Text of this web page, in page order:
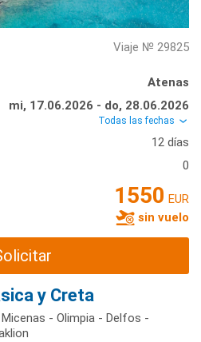
Viaje № 29825
Atenas
mi, 17.06.2026 - do, 28.06.2026
Todas las fechas
12 días
0
1550 EUR
sin vuelo
y Creta
- Olimpia - Delfos -